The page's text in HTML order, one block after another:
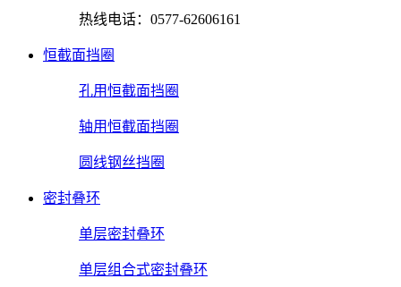
热线电话：0577-62606161
恒截面挡圈
孔用恒截面挡圈
轴用恒截面挡圈
圆线钢丝挡圈
密封叠环
单层密封叠环
单层组合式密封叠环